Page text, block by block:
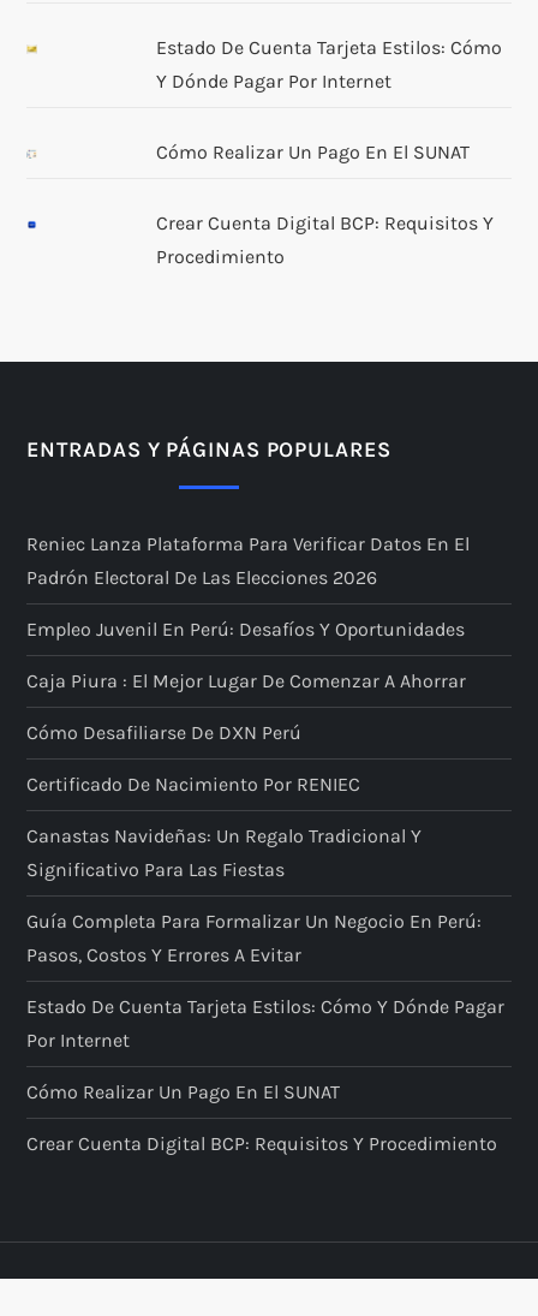
Estado De Cuenta Tarjeta Estilos: Cómo
Y Dónde Pagar Por Internet
Cómo Realizar Un Pago En El SUNAT
Crear Cuenta Digital BCP: Requisitos Y
Procedimiento
ENTRADAS Y PÁGINAS POPULARES
Reniec Lanza Plataforma Para Verificar Datos En El
Padrón Electoral De Las Elecciones 2026
Empleo Juvenil En Perú: Desafíos Y Oportunidades
Caja Piura : El Mejor Lugar De Comenzar A Ahorrar
Cómo Desafiliarse De DXN Perú
Certificado De Nacimiento Por RENIEC
Canastas Navideñas: Un Regalo Tradicional Y
Significativo Para Las Fiestas
Guía Completa Para Formalizar Un Negocio En Perú:
Pasos, Costos Y Errores A Evitar
Estado De Cuenta Tarjeta Estilos: Cómo Y Dónde Pagar
Por Internet
Cómo Realizar Un Pago En El SUNAT
Crear Cuenta Digital BCP: Requisitos Y Procedimiento